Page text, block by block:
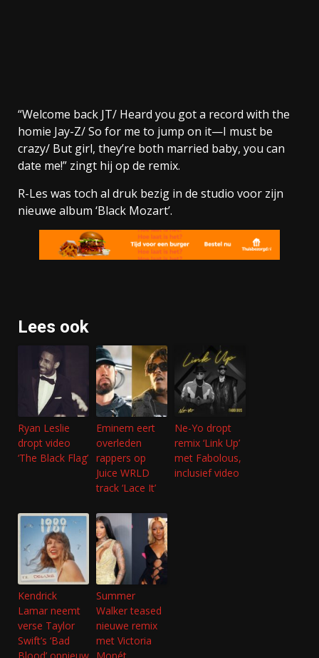
“Welcome back JT/ Heard you got a record with the
homie Jay-Z/ So for me to jump on it—I must be
crazy/ But girl, they’re both married baby, you can
date me!” zingt hij op de remix.
R-Les was toch al druk bezig in de studio voor zijn
nieuwe album ‘Black Mozart’.
Lees ook
Ryan Leslie
dropt video
‘The Black Flag’
Eminem eert
overleden
rappers op
Juice WRLD
track ‘Lace It’
Ne-Yo dropt
remix ‘Link Up’
met Fabolous,
inclusief video
Kendrick
Lamar neemt
verse Taylor
Swift’s ‘Bad
Blood’ opnieuw
Summer
Walker teased
nieuwe remix
met Victoria
Monét